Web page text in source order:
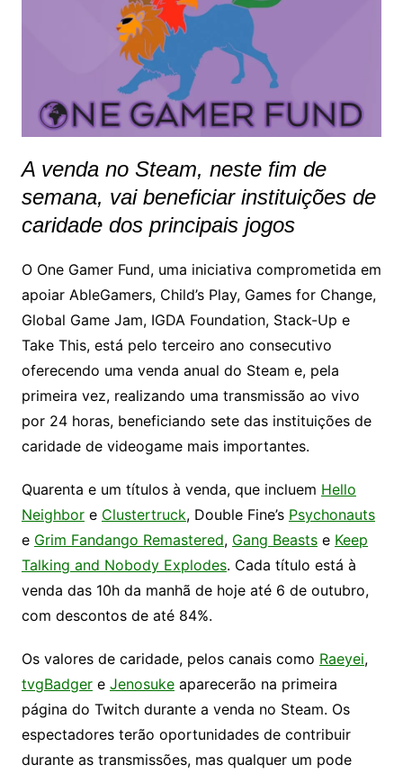
A venda no Steam, neste fim de
semana, vai beneficiar instituições de
caridade dos principais jogos
O One Gamer Fund, uma iniciativa comprometida em
apoiar AbleGamers, Child’s Play, Games for Change,
Global Game Jam, IGDA Foundation, Stack-Up e
Take This, está pelo terceiro ano consecutivo
oferecendo uma venda anual do Steam e, pela
primeira vez, realizando uma transmissão ao vivo
por 24 horas, beneficiando sete das instituições de
caridade de videogame mais importantes.
Quarenta e um títulos à venda, que incluem Hello
Neighbore Clustertruck, Double Fine’s Psychonauts
e Grim Fandango Remastered, Gang Beastse Keep
Talking and Nobody Explodes. Cada título está à
venda das 10h da manhã de hoje até 6 de outubro,
com descontos de até 84%.
Os valores de caridade, pelos canais como Raeyei,
tvgBadgere Jenosukeaparecerão na primeira
página do Twitch durante a venda no Steam. Os
espectadores terão oportunidades de contribuir
durante as transmissões, mas qualquer um pode